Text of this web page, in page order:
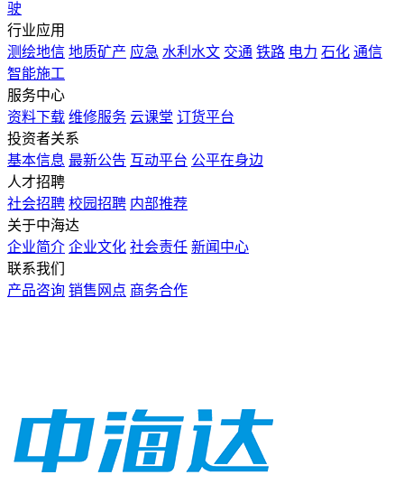
驶
行业应用
测绘地信 地质矿产 应急 水利水文 交通 铁路 电力 石化 通信
智能施工
服务中心
资料下载 维修服务 云课堂 订货平台
投资者关系
基本信息 最新公告 互动平台 公平在身边
人才招聘
社会招聘 校园招聘 内部推荐
关于中海达
企业简介 企业文化 社会责任 新闻中心
联系我们
产品咨询 销售网点 商务合作